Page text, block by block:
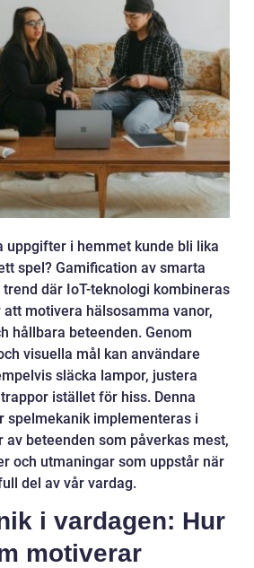
uppgifter i hemmet kunde bli lika
spel? Gamification av smarta
där IoT-teknologi kombineras
motivera hälsosamma vanor,
hållbara beteenden. Genom
visuella mål kan användare
släcka lampor, justera
istället för hiss. Denna
spelmekanik implementeras i
av beteenden som påverkas mest,
och utmaningar som uppstår när
del av vår vardag.
i vardagen: Hur
motiverar